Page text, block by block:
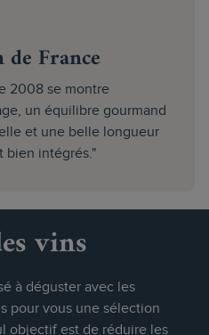
France
2008 se montre
un équilibre gourmand
et une belle longueur
bien intégrés."
vins
à déguster avec les
pour vous une sélection
objectif est de réduire les